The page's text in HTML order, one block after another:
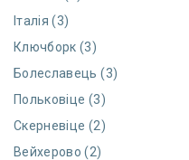
Італія (3)
Ключборк (3)
Болеславець (3)
Польковіце (3)
Скерневіце (2)
Вейхерово (2)